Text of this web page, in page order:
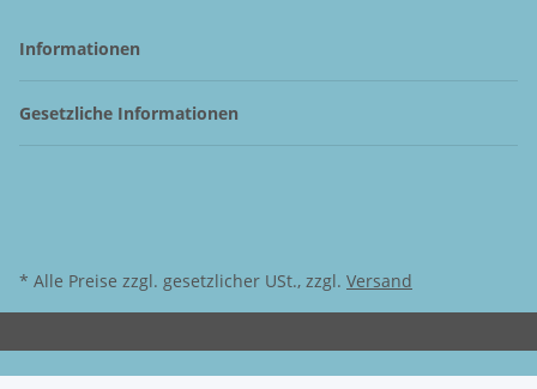
Informationen
Gesetzliche Informationen
* Alle Preise zzgl. gesetzlicher USt., zzgl. Versand